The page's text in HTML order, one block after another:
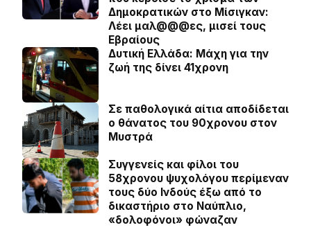
Δημοκρατικών στο Μίσιγκαν:
Λέει μαλ@@@ες, μισεί τους
Εβραίους
Δυτική Ελλάδα: Μάχη για την
ζωή της δίνει 41χρονη
Σε παθολογικά αίτια αποδίδεται
ο θάνατος του 90χρονου στον
Μυστρά
Συγγενείς και φίλοι του
58χρονου ψυχολόγου περίμεναν
τους δύο Ινδούς έξω από το
δικαστήριο στο Ναύπλιο,
«δολοφόνοι» φώναζαν